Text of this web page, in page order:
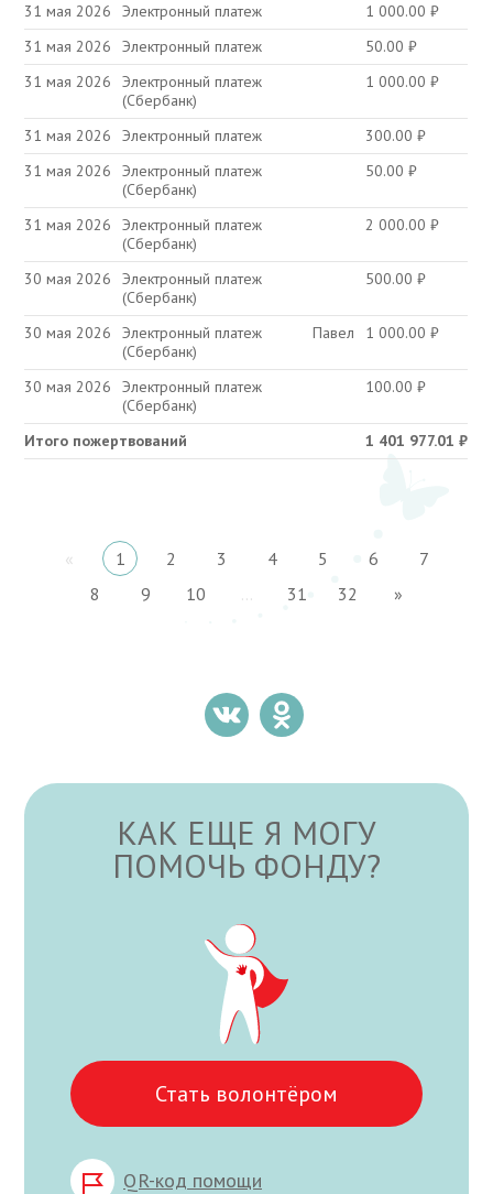
31 мая 2026 Электронный платеж 1 000.00₽
31 мая 2026
Электронный платеж 50.00₽
31 мая 2026
Электронный платеж
(Сбербанк)
1 000.00₽
31 мая 2026 Электронный платеж 300.00₽
31 мая 2026
Электронный платеж
(Сбербанк)
50.00₽
31 мая 2026
Электронный платеж
(Сбербанк)
2 000.00₽
30 мая 2026
Электронный платеж
(Сбербанк)
500.00₽
30 мая 2026
Электронный платеж
(Сбербанк)
Павел 1 000.00₽
30 мая 2026
Электронный платеж
(Сбербанк)
100.00₽
Итого пожертвований 1 401 977.01₽
« 1 2 3 4 5 6
7
8
9 10 ... 31 32 »
КАК ЕЩЕ Я МОГУ
ПОМОЧЬ ФОНДУ?
Стать волонтёром
QR-код помощи